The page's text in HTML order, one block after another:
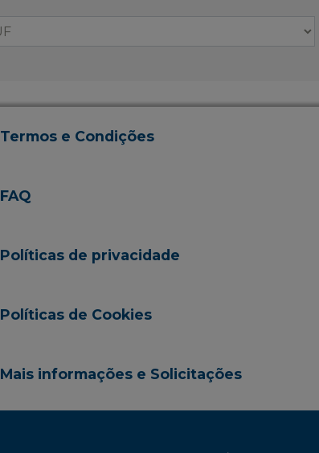
Termos e Condições
FAQ
Políticas de privacidade
Políticas de Cookies
Mais informações e Solicitações